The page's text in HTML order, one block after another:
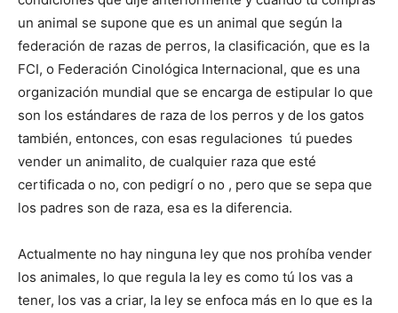
un animal se supone que es un animal que según la
federación de razas de perros, la clasificación, que es la
FCI, o Federación Cinológica Internacional, que es una
organización mundial que se encarga de estipular lo que
son los estándares de raza de los perros y de los gatos
también, entonces, con esas regulaciones tú puedes
vender un animalito, de cualquier raza que esté
certificada o no, con pedigrí o no , pero que se sepa que
los padres son de raza, esa es la diferencia.
Actualmente no hay ninguna ley que nos prohíba vender
los animales, lo que regula la ley es como tú los vas a
tener, los vas a criar, la ley se enfoca más en lo que es la